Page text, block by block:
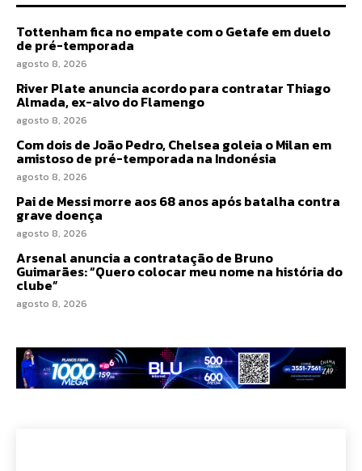
Tottenham fica no empate com o Getafe em duelo
de pré-temporada
agosto 8, 2026
River Plate anuncia acordo para contratar Thiago
Almada, ex-alvo do Flamengo
agosto 8, 2026
Com dois de João Pedro, Chelsea goleia o Milan em
amistoso de pré-temporada na Indonésia
agosto 8, 2026
Pai de Messi morre aos 68 anos após batalha contra
grave doença
agosto 8, 2026
Arsenal anuncia a contratação de Bruno
Guimarães: “Quero colocar meu nome na história do
clube”
agosto 8, 2026